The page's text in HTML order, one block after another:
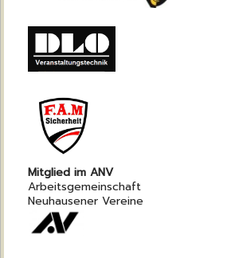
Mitglied im ANV
Arbeitsgemeinschaft
Neuhausener Vereine